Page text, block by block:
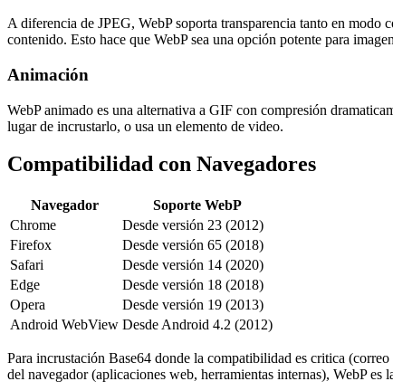
A diferencia de JPEG, WebP soporta transparencia tanto en
contenido. Esto hace que WebP sea una opción potente para
Animación
WebP animado es una alternativa a GIF con compresión
lugar de incrustarlo, o usa un elemento de video.
Compatibilidad con Navegadores
Navegador
Soporte WebP
Chrome
Desde versión 23 (2012)
Firefox
Desde versión 65 (2018)
Safari
Desde versión 14 (2020)
Edge
Desde versión 18 (2018)
Opera
Desde versión 19 (2013)
Android WebView Desde Android 4.2 (2012)
Para incrustación Base64 donde la compatibilidad es critica
del navegador (aplicaciones web, herramientas internas), WebP es